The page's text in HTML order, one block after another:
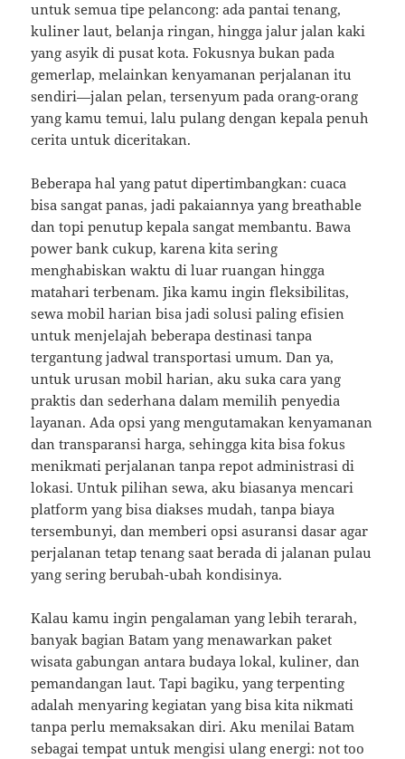
untuk semua tipe pelancong: ada pantai tenang,
kuliner laut, belanja ringan, hingga jalur jalan kaki
yang asyik di pusat kota. Fokusnya bukan pada
gemerlap, melainkan kenyamanan perjalanan itu
sendiri—jalan pelan, tersenyum pada orang-orang
yang kamu temui, lalu pulang dengan kepala penuh
cerita untuk diceritakan.
Beberapa hal yang patut dipertimbangkan: cuaca
bisa sangat panas, jadi pakaiannya yang breathable
dan topi penutup kepala sangat membantu. Bawa
power bank cukup, karena kita sering
menghabiskan waktu di luar ruangan hingga
matahari terbenam. Jika kamu ingin fleksibilitas,
sewa mobil harian bisa jadi solusi paling efisien
untuk menjelajah beberapa destinasi tanpa
tergantung jadwal transportasi umum. Dan ya,
untuk urusan mobil harian, aku suka cara yang
praktis dan sederhana dalam memilih penyedia
layanan. Ada opsi yang mengutamakan kenyamanan
dan transparansi harga, sehingga kita bisa fokus
menikmati perjalanan tanpa repot administrasi di
lokasi. Untuk pilihan sewa, aku biasanya mencari
platform yang bisa diakses mudah, tanpa biaya
tersembunyi, dan memberi opsi asuransi dasar agar
perjalanan tetap tenang saat berada di jalanan pulau
yang sering berubah-ubah kondisinya.
Kalau kamu ingin pengalaman yang lebih terarah,
banyak bagian Batam yang menawarkan paket
wisata gabungan antara budaya lokal, kuliner, dan
pemandangan laut. Tapi bagiku, yang terpenting
adalah menyaring kegiatan yang bisa kita nikmati
tanpa perlu memaksakan diri. Aku menilai Batam
sebagai tempat untuk mengisi ulang energi: not too